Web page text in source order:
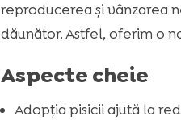
reproducerea și vânzarea
dăunător. Astfel, oferim o
Aspecte cheie
Adopția pisicii ajută la